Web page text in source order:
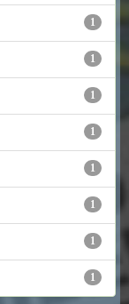
1
1
1
1
1
1
1
1